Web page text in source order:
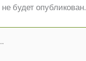
будет опубликован.